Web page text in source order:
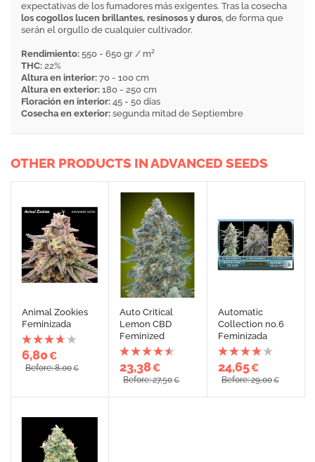
expectativas de los fumadores más exigentes. Tras la cosecha
los cogollos lucen brillantes, resinosos y duros, de forma que
serán el orgullo de cualquier cultivador.
Rendimiento: 550 - 650 gr / m²
THC: 22%
Altura en interior: 70 - 100 cm
Altura en exterior: 180 - 250 cm
Floración en interior: 45 - 50 días
Cosecha en exterior: segunda mitad de Septiembre
OTHER PRODUCTS IN ADVANCED SEEDS
Animal Zookies
Feminizada
6,80€
Before: 8,00€
Auto Critical
Lemon CBD
Feminized
23,38€
Before: 27,50€
Automatic
Collection no.6
Feminizada
24,65€
Before: 29,00€